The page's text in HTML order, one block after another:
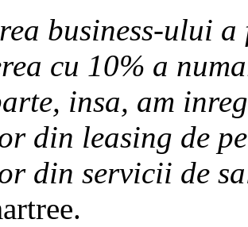
business-ului a
cu 10% a
insa, am
din leasing de
din servicii de